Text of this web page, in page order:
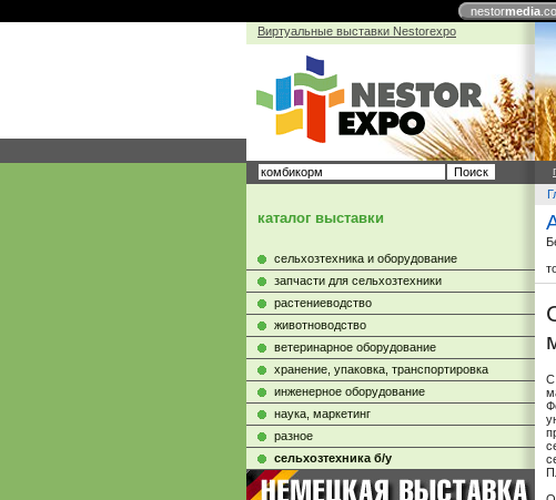
nestormedia
Виртуальные выставки Nestorexpo
каталог выставки
сельхозтехника и оборудование
запчасти для сельхозтехники
растениеводство
животноводство
ветеринарное оборудование
хранение, упаковка, транспортировка
инженерное оборудование
наука, маркетинг
разное
сельхозтехника б/у
С